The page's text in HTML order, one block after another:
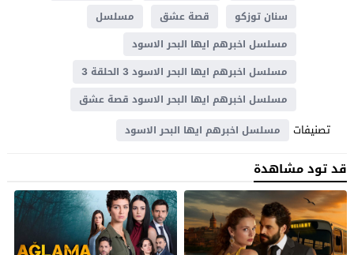
سنان توزكو
قصة عشق
مسلسل
مسلسل اخبرهم ايها البحر الاسود
مسلسل اخبرهم ايها البحر الاسود 3 الحلقة 3
مسلسل اخبرهم ايها البحر الاسود قصة عشق
تصنيفات مسلسل اخبرهم ايها البحر الاسود
قد تود مشاهدة